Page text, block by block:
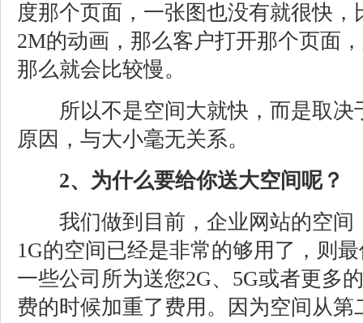
度那个页面，一张图也没有就很快
2M的动画，那么客户打开那个页面
那么就会比较慢。
所以不是空间大就快，而是取决
原因，与大小毫无关系。
2、为什么要给你送大空间呢？
我们做到目前，企业网站的空间
1G的空间已经是非常的够用了，则
一些公司所为送您2G、5G或者更多
费的时候加重了费用。因为空间从